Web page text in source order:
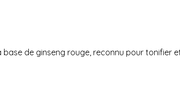
de ginseng rouge, reconnu pour tonifier